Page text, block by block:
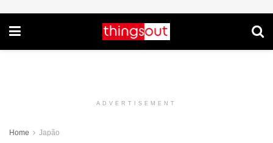
ADVERTISEMENT
Home Japão